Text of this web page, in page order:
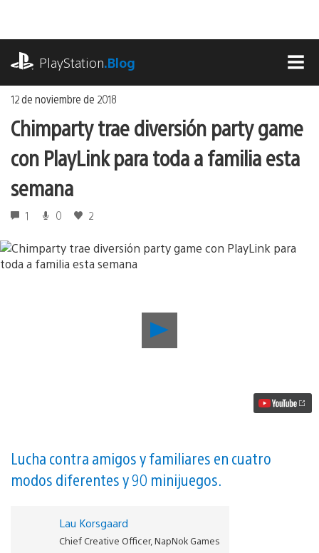
contenido
PlayStation.Blog
12 de noviembre de 2018
Chimparty trae diversión party game
con PlayLink para toda a familia esta
semana
1 0 2
trae
a
familia
esta
semana
Lucha contra amigos y familiares en cuatro
modos diferentes y 90 minijuegos.
Lau Korsgaard
Chief Creative Officer, NapNok Games